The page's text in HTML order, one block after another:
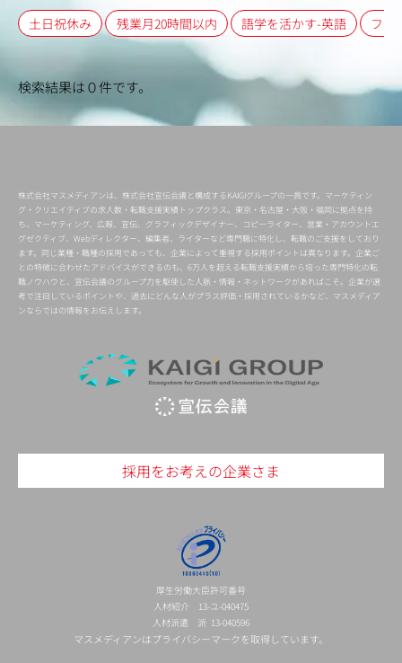
土日祝休み 残業月20時間以内 語学を活かす-英語 フレ
検索結果は０件です。
株式会社マスメディアンは、株式会社宣伝会議と構成するKAIGIグループの一員です。マーケティン
グ・クリエイティブの求人数・転職支援実績トップクラス。東京・名古屋・大阪・福岡に拠点を持
ち、マーケティング、広報、宣伝、グラフィックデザイナー、コピーライター、営業・アカウントエ
グゼクティブ、Webディレクター、編集者、ライターなど専門職に特化し、転職のご支援をしており
ます。同じ業種・職種の採用であっても、企業によって重視する採用ポイントは異なります。企業ご
との特徴に合わせたアドバイスができるのも、6万人を超える転職支援実績から培った専門特化の転
職ノウハウと、宣伝会議のグループ力を駆使した人脈・情報・ネットワークがあればこそ。企業が選
考で注目しているポイントや、過去にどんな人がプラス評価・採用されているかなど、マスメディア
ンならではの情報をお伝えします。
採用をお考えの企業さま
厚生労働大臣許可番号
人材紹介 13-ユ-040475
人材派遣 派 13-040596
マスメディアンはプライバシーマークを取得しています。